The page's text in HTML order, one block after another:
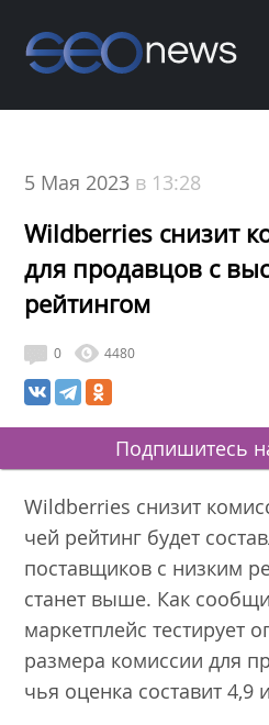
5 Мая 2023 в 13:28
Wildberries снизит
для продавцов с
рейтингом
0 4480
Подпишитесь
Wildberries снизит
чей рейтинг будет
поставщиков с низким
станет выше. Как
маркетплейс тестирует
размера комиссии для
чья оценка составит 4,9